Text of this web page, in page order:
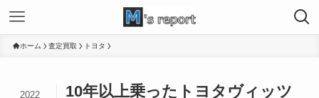
ホーム 査定買取 トヨタ
10年以上乗ったトヨタヴィッツ
2022